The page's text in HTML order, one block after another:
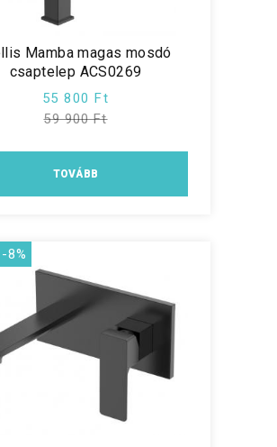
Mamba magas mosdó
csaptelep ACS0269
55 800 Ft
59 900 Ft
TOVÁBB
-8%